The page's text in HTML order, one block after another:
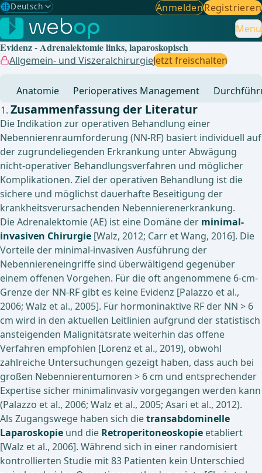
🌐Deutsch
Gewählte Sprache: Deutsch
🇩🇪 Deutsch ✓
🇬🇧English
🇧🇷
AnmeldenRegistrieren
Menu
Evidenz - Adrenalektomie links, laparoskopisch
Allgemein- und ViszeralchirurgieJetzt freischalten
Anatomie Perioperatives Management
Zusammenfassung der Literatur
Die Indikation zur operativen Behandlung einer
Nebennierenraumforderung (NN-RF) basiert individuell auf
der zugrundeliegenden Erkrankung unter Abwägung
nicht-operativer Behandlungsverfahren und möglicher
Komplikationen. Ziel der operativen Behandlung ist die
sichere und möglichst dauerhafte Beseitigung der
krankheitsverursachenden Nebennierenerkrankung.
Die Adrenalektomie (AE) ist eine Domäne der minimal-
invasiven Chirurgie [Walz, 2012; Carr et Wang, 2016]. Die
Vorteile der minimal-invasiven Ausführung der
Nebenniereneingriffe sind überwältigend gegenüber
einem offenen Vorgehen. Für die oft angenommene 6-cm-
Grenze der NN-RF gibt es keine Evidenz [Palazzo et al.,
2006; Walz et al., 2005]. Für hormoninaktive RF der NN > 6
cm wird in den aktuellen Leitlinien aufgrund der statistisch
ansteigenden Malignitätsrate weiterhin das offene
Verfahren empfohlen [Lorenz et al., 2019), obwohl
zahlreiche Untersuchungen gezeigt haben, dass auch bei
großen Nebennierentumoren > 6 cm und entsprechender
Expertise sicher minimalinvasiv vorgegangen werden kann
(Palazzo et al., 2006; Walz et al., 2005; Asari et al., 2012).
Als Zugangswege haben sich dietransabdominelle
Laparoskopie und die Retroperitoneoskopie etabliert
[Walz et al., 2006]. Während sich in einer randomisiert
kontrollierten Studie mit 83 Patienten kein Unterschied